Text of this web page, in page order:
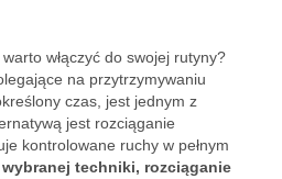
włączyć do swojej rutyny?
na przytrzymywaniu
czas, jest jednym z
jest rozciąganie
kontrolowane ruchy w pełnym
wybranej techniki, rozciąganie